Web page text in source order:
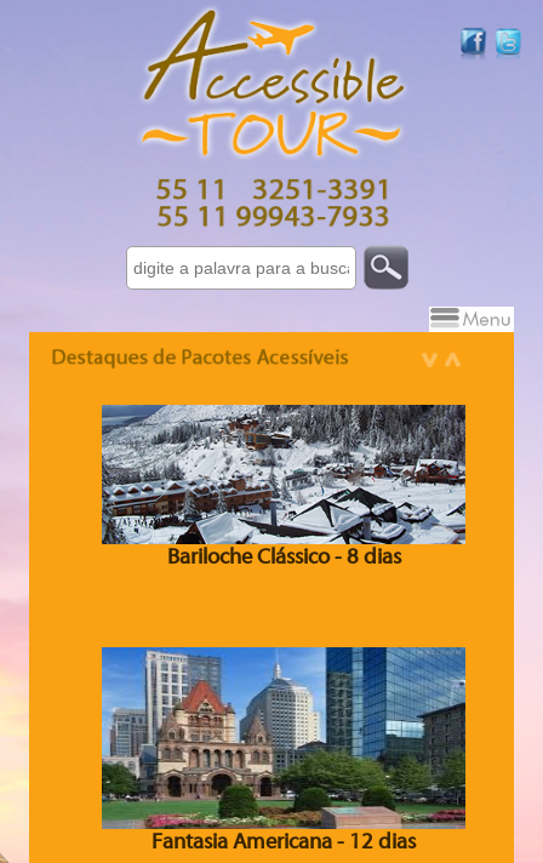
Israel 7 dias - 10 dias
Bariloche Clássico - 8 dias
Fantasia Americana - 12 dias